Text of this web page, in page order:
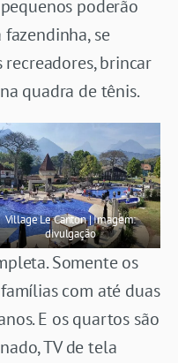
poderão
se
brincar
quadra de tênis.
Village Le Canton | Imagem:
divulgação
Somente os
com até duas
E os quartos são
TV de tela